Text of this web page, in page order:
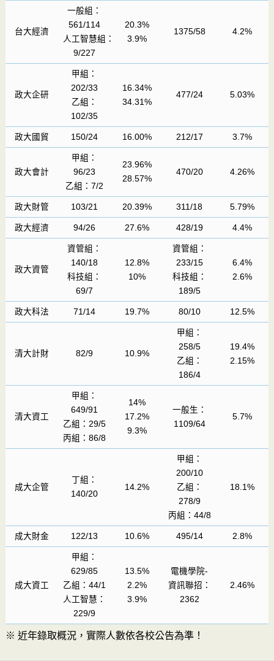
台大經濟
一般組：
561/114
人工智慧組：
9/227
20.3%
3.9%
1375/58 4.2%
政大企研
甲組：
202/33
乙組：
102/35
16.34%
34.31%
477/24 5.03%
政大國貿 150/24 16.00% 212/17 3.7%
政大會計
甲組：
96/23
乙組：7/2
23.96%
28.57%
470/20 4.26%
政大財管 103/21 20.39% 311/18 5.79%
政大經濟 94/26 27.6% 428/19 4.4%
政大資管
資管組：
140/18
科技組：
69/7
12.8%
10%
資管組：
233/15
科技組：
189/5
6.4%
2.6%
政大科法 71/14 19.7% 80/10 12.5%
清大計財 82/9 10.9%
甲組：
258/5
乙組：
186/4
19.4%
2.15%
清大資工
甲組：
649/91
乙組：29/5
丙組：86/8
14%
17.2%
9.3%
一般生：
1109/64
5.7%
成大企管
丁組：
140/20
14.2%
甲組：
200/10
乙組：
278/9
丙組：44/8
18.1%
成大財金 122/13 10.6% 495/14 2.8%
成大資工
甲組：
629/85
乙組：44/1
人工智慧：
229/9
13.5%
2.2%
3.9%
電機學院-
資訊聯招：
2362
2.46%
※ 近年錄取概況，實際人數依各校公告為準！